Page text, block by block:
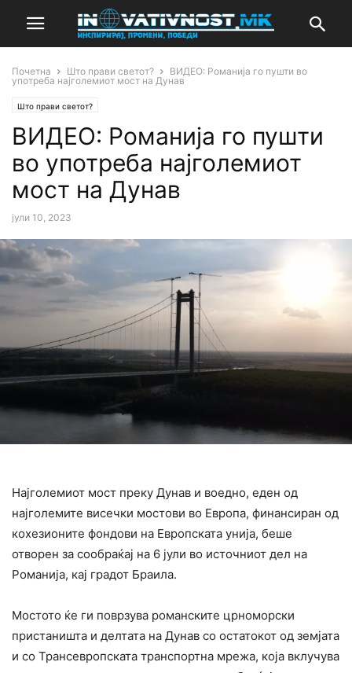
Почетна Што прави светот?
ВИДЕО: Романија го пушти во
употреба најголемиот мост на Дунав
Што прави светот?
ВИДЕО: Романија го пушти
во употреба најголемиот
мост на Дунав
јули 10, 2023
Најголемиот мост преку Дунав и воедно, еден од
најголемите висечки мостови во Европа, финансиран од
кохезионите фондови на Европската унија, беше
отворен за сообраќај на 6 јули во источниот дел на
Романија, кај градот Браила.
Мостото ќе ги поврзува романските црноморски
пристаништа и делтата на Дунав со остатокот од земјата
и со Трансевропската транспортна мрежа, која вклучува